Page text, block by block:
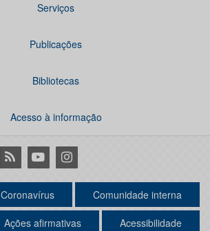
Serviços
Publicações
Bibliotecas
Acesso à informação
RSS YoutubeInstagram
Coronavírus Comunidade interna
Ações afirmativas Acessibilidade